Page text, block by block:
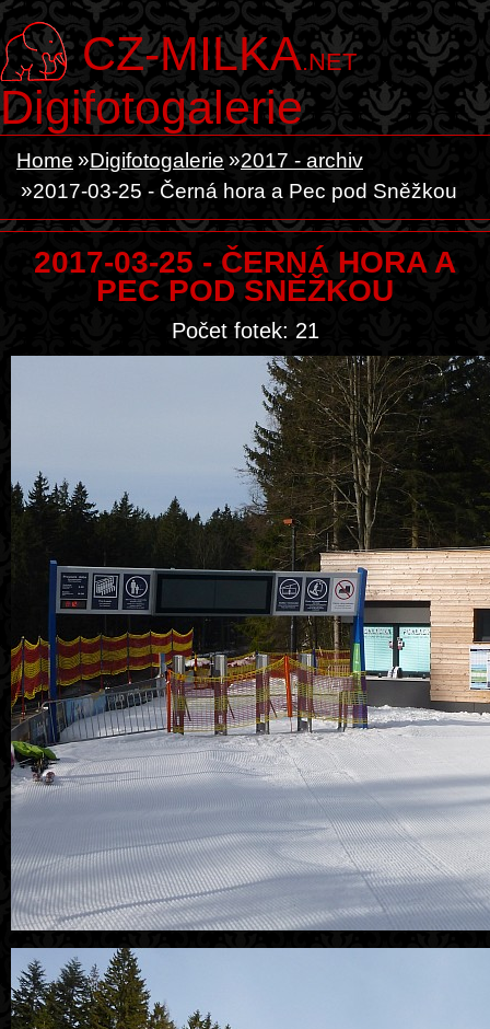
CZ-MILKA.NET
Digifotogalerie
Home Digifotogalerie
2017 - archiv
2017-03-25 - Černá hora a Pec pod Sněžkou
2017-03-25 - ČERNÁ HORA A
PEC POD SNĚŽKOU
Počet fotek: 21